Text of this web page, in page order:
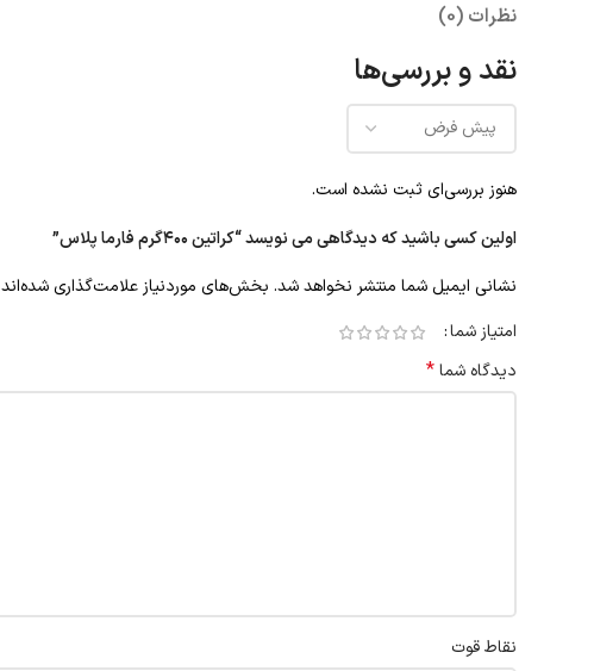
نظرات (0)
نقد و بررسی‌ها
هنوز بررسی‌ای ثبت نشده است.
اولین کسی باشید که دیدگاهی می نویسد “کراتین ۴۰۰گرم فارما پلاس”
نشانی ایمیل شما منتشر نخواهد شد. بخش‌های موردنیاز علامت‌گذاری شده‌اند
امتیاز شما
دیدگاه شما*
نقاط قوت